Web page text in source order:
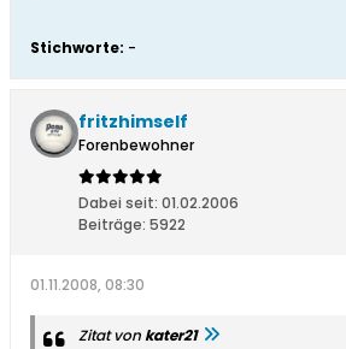
Stichworte: -
fritzhimself
Forenbewohner
Dabei seit: 01.02.2006
Beiträge: 5922
01.11.2008, 08:30
Zitat vonkater21